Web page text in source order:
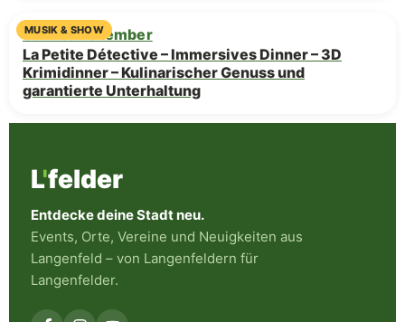
MUSIK & SHOW
So · 13. Dezember
La Petite Détective – Immersives Dinner – 3D
Krimidinner – Kulinarischer Genuss und
garantierte Unterhaltung
L'felder
Entdecke deine Stadt neu.
Events, Orte, Vereine und Neuigkeiten aus
Langenfeld – von Langenfeldern für
Langenfelder.